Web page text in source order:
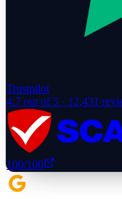
Trustpilot
4.7 out of 5 · 12,431
100/100